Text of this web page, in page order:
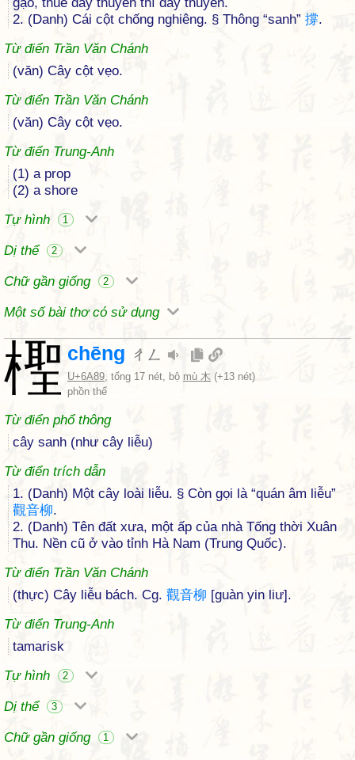
2. (Danh) Cái cột chống nghiêng. § Thông “sanh” 撐.
Từ điển Trần Văn Chánh
(văn) Cây cột vẹo.
Từ điển Trần Văn Chánh
(văn) Cây cột vẹo.
Từ điển Trung-Anh
(1) a prop
(2) a shore
Tự hình
1
Dị thể 2
Chữ gần giống 2
Một số bài thơ có sử dụng
檉 chēng ㄔㄥ
U+6A89, tổng 17 nét, bộ mù 木 (+13 nét)
phồn thể
Từ điển phổ thông
cây sanh (như cây liễu)
Từ điển trích dẫn
1. (Danh) Một cây loài liễu. § Còn gọi là “quán âm liễu”
觀音柳.
2. (Danh) Tên đất xưa, một ấp của nhà Tống thời Xuân
Thu. Nền cũ ở vào tỉnh Hà Nam (Trung Quốc).
Từ điển Trần Văn Chánh
(thực) Cây liễu bách. Cg. 觀音柳 [guàn yin liư].
Từ điển Trung-Anh
tamarisk
Tự hình
2
Dị thể 3
Chữ gần giống 1